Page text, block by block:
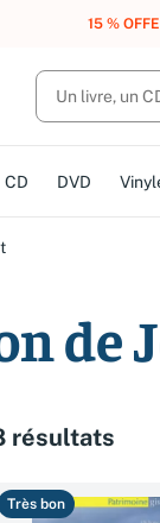
15 %
CD DVD
de
résultats
Très bon